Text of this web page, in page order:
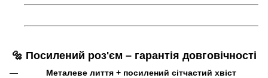
🔩 Посилений роз'єм – гарантія довговічності
Металеве лиття + посилений сітчастий хвіст